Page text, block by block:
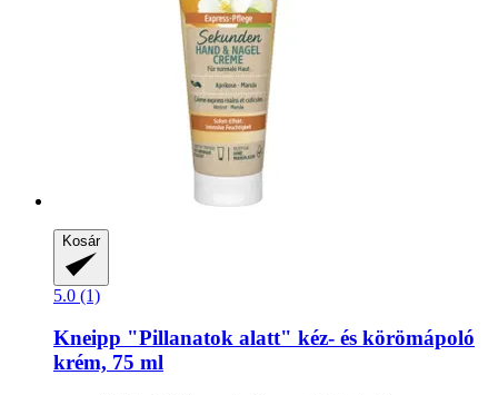
Kosár
5.0 (1)
Kneipp "Pillanatok alatt" kéz-​ és körömápoló
krém, 75 ml